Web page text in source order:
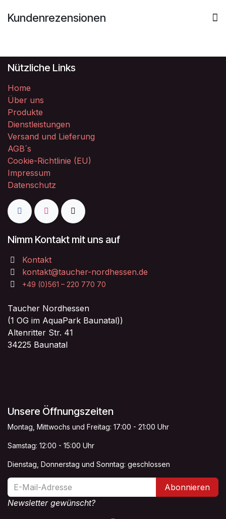
Kundenrezensionen
Nützliche Links
Home
Über uns
Produkte
Dienstleistungen
Versand und Lieferung
AGB´s
Cookie-Richtlinie (EU)
Impressum
Datenschutz
Nimm Kontakt mit uns auf
Kontakt
kontakt@taucher-nordhessen.de
+49 (0)561 – 220 770 70
Taucher Nordhessen
(1 OG im AquaPark Baunatal))
Altenritter Str. 41
34225 Baunatal
Unsere Öffnungszeiten
Montag, Mittwochs und Freitag: 17:00 - 21:00 Uhr
Samstag: 12:00 - 15:00 Uhr
Dienstag, Donnerstag und Sonntag: geschlossen
Abonnieren
Newsletter gewünscht?